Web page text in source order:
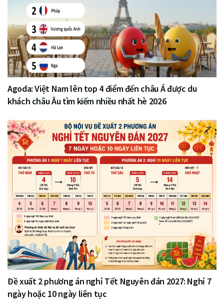
Agoda: Việt Nam lên top 4 điểm đến châu Á được du
khách châu Âu tìm kiếm nhiều nhất hè 2026
Đề xuất 2 phương án nghỉ Tết Nguyên đán 2027: Nghỉ 7
ngày hoặc 10 ngày liên tục